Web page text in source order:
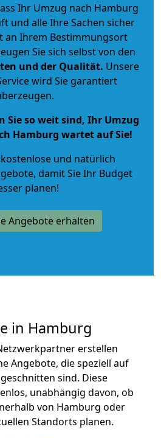
Ihr Umzug nach Hamburg
und alle Ihre Sachen sicher
an Ihrem Bestimmungsort
Sie sich selbst von den
und der Qualität. Unsere
wird Sie garantiert
Sie so weit sind, Ihr Umzug
Hamburg wartet auf Sie!
und natürlich
, damit Sie Ihr Budget
planen!
Angebote erhalten
in Hamburg
erstellen
Angebote, die speziell auf
sind. Diese
unabhängig davon, ob
von Hamburg oder
Standorts planen.